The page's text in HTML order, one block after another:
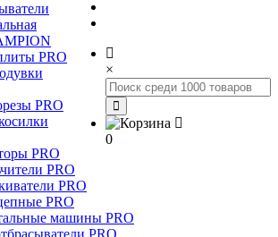
×
0
PRO
PRO
PRO
PRO
PRO
PRO
машины PRO